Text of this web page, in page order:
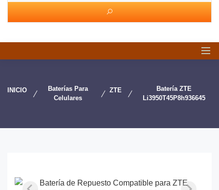
INICIO
Baterías Para
Celulares
ZTE
Batería ZTE
Li3950T45P8h936645